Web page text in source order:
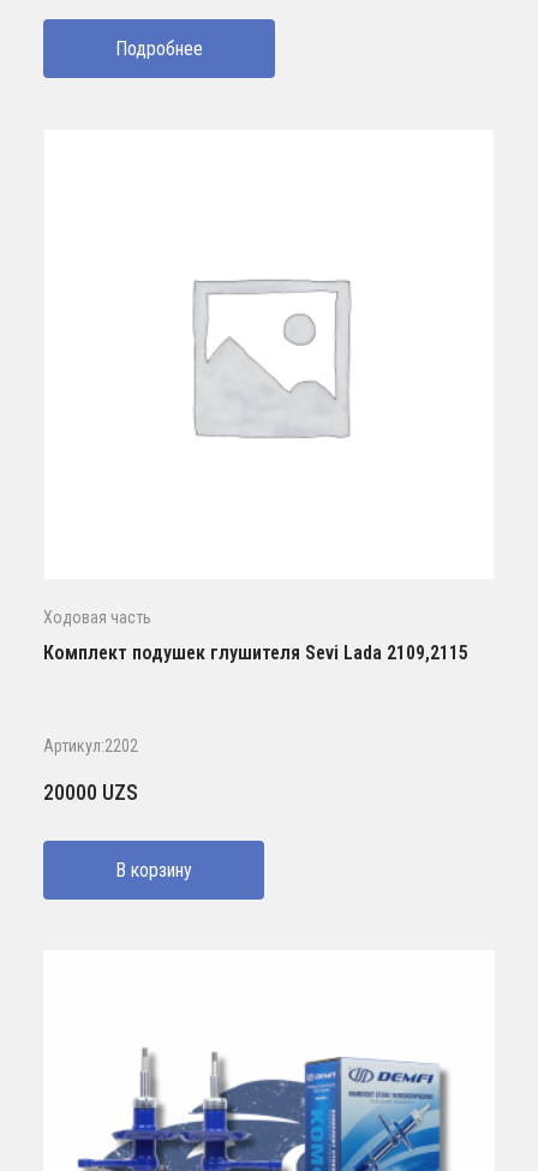
Подробнее
Ходовая часть
Комплект подушек глушителя Sevi Lada 2109,2115
Артикул:2202
20000 UZS
В корзину